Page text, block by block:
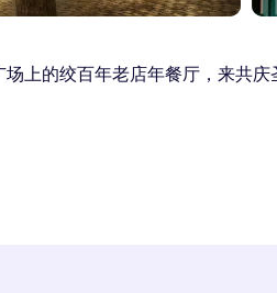
上的绞百年老店年餐厅，来共庆